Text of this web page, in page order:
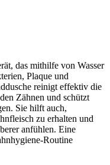
das mithilfe von Wasser
Plaque und
reinigt effektiv die
Zähnen und schützt
Sie hilft auch,
zu erhalten und
anfühlen. Eine
Routine